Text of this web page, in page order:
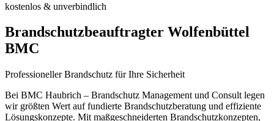
kostenlos & unverbindlich
Brandschutzbeauftragter Wolfenbüttel
BMC
Professioneller Brandschutz für Ihre Sicherheit
Bei BMC Haubrich – Brandschutz Management und Consult legen
wir größten Wert auf fundierte Brandschutzberatung und effiziente
Lösungskonzepte. Mit maßgeschneiderten Brandschutzkonzepten,